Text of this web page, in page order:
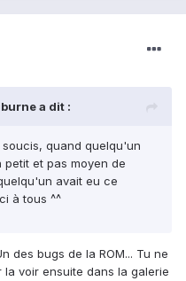
a dit :
quand quelqu'un
et pas moyen de
avait eu ce
à tous ^^
des bugs de la ROM... Tu ne
voir ensuite dans la galerie